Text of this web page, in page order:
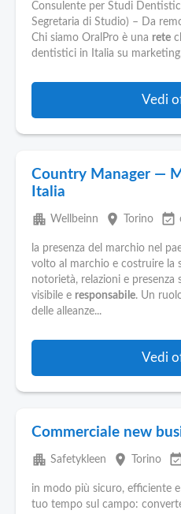
Consulente per Studi
Segretaria di Studio) – Da
Chi siamo OralPro è una rete
dentistici in Italia su
Vedi
Country Manager —
Italia
apartment Wellbeinn place Torino event_available
la presenza del marchio nel
volto al marchio e costruire la
notorietà, relazioni e
visibile e responsabile. Un
delle alleanze...
Vedi
Commerciale new
apartment Safetykleen place Torino
in modo più sicuro, efficiente e
tuo tempo sul campo: